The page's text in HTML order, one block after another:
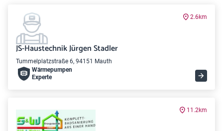
2.6km
JS-Haustechnik Jürgen Stadler
Tummelplatzstraße 6, 94151 Mauth
Wärme­pumpen
Experte
11.2km